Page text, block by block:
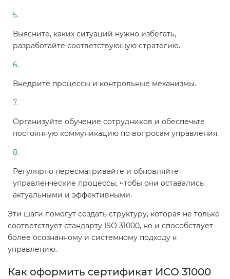
Выясните, каких ситуаций нужно избегать,
разработайте соответствующую стратегию.
Внедрите процессы и контрольные механизмы.
Организуйте обучение сотрудников и обеспечьте
постоянную коммуникацию по вопросам управления.
Регулярно пересматривайте и обновляйте
управленческие процессы, чтобы они оставались
актуальными и эффективными.
Эти шаги помогут создать структуру, которая не только
соответствует стандарту ISO 31000, но и способствует
более осознанному и системному подходу к
управлению.
Как оформить сертификат ИСО 31000